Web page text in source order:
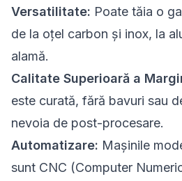
Versatilitate: Poate tăia o
de la oțel carbon și inox, la
alamă.
Calitate Superioară a
este curată, fără bavuri sau
nevoia de post-procesare.
Automatizare: Mașinile
sunt CNC (Computer